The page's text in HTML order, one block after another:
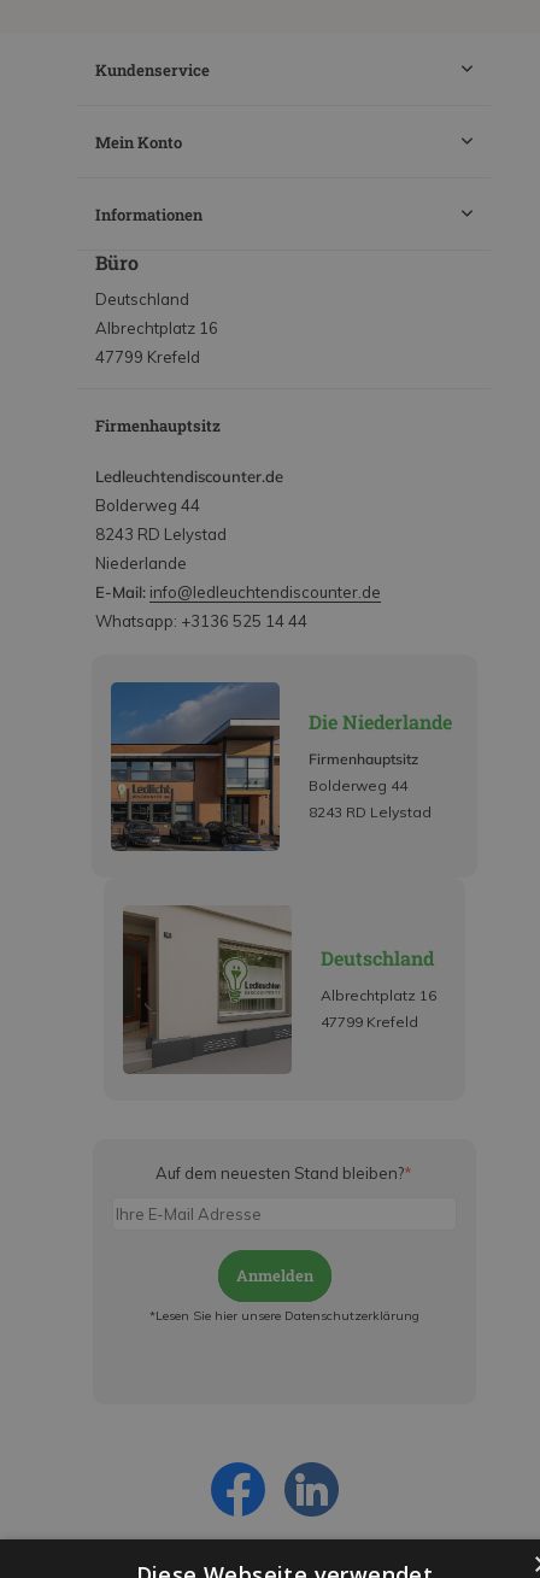
Kundenservice
Mein Konto
Informationen
Büro
Deutschland
Albrechtplatz 16
47799 Krefeld
Firmenhauptsitz
Ledleuchtendiscounter.de
Bolderweg 44
8243 RD Lelystad
Niederlande
E-Mail: info@ledleuchtendiscounter.de
Whatsapp: +3136 525 14 44
Die Niederlande
Firmenhauptsitz
Bolderweg 44
8243 RD Lelystad
Deutschland
Albrechtplatz 16
47799 Krefeld
Auf dem neuesten Stand bleiben?*
Anmelden
*Lesen Sie hier unsere Datenschutzerklärung